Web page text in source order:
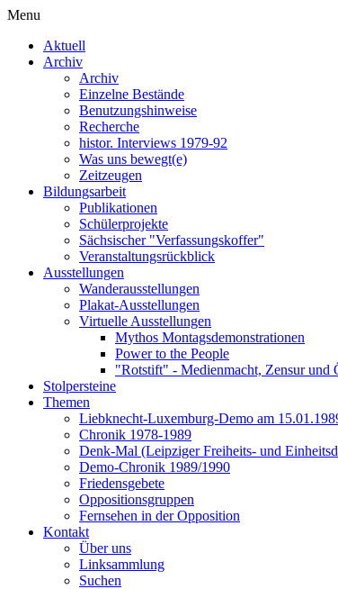
Menu
Aktuell
Archiv
Archiv
Einzelne Bestände
Benutzungshinweise
Recherche
histor. Interviews 1979-92
Was uns bewegt(e)
Zeitzeugen
Bildungsarbeit
Publikationen
Schülerprojekte
Sächsischer "Verfassungskoffer"
Veranstaltungsrückblick
Ausstellungen
Wanderausstellungen
Plakat-Ausstellungen
Virtuelle Ausstellungen
Mythos Montagsdemonstrationen
Power to the People
"Rotstift" - Medienmacht, Zensur und
Stolpersteine
Themen
Liebknecht-Luxemburg-Demo am
Chronik 1978-1989
Denk-Mal (Leipziger Freiheits- und
Demo-Chronik 1989/1990
Friedensgebete
Oppositionsgruppen
Fernsehen in der Opposition
Kontakt
Über uns
Linksammlung
Suchen